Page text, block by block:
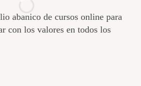
abanico de cursos online para
con los valores en todos los